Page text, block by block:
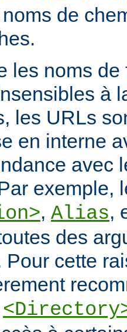
de
les noms
à
les URLs
en interne
avec
exemple,
, Alias,
des
Pour cette